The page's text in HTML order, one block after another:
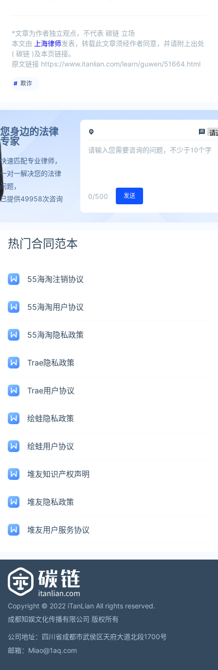
*文章为作者独立观点，不代表 碳链 立场
本文由
上海律师发表，转载此文章须经作者同意，并请附上出处
( 碳链 )及本页链接。
原文链接 https://www.itanlian.com/learn/guwen/51664.html
欺诈
您身边的法律
专家
快速匹配专业律师，
一对一解决您的法律
问题，
已提供49958次咨询
0/500 发送
热门合同范本
55海淘注销协议
55海淘用户协议
55海淘隐私政策
Trae隐私政策
Trae用户协议
绘蛙隐私政策
绘蛙用户协议
堆友知识产权声明
堆友隐私政策
堆友用户服务协议
Copyright © 2022 iTanLian All rights reserved.
成都知娱文化传播有限公司 版权所有
公司地址：四川省成都市武侯区天府大道北段1700号
邮箱：Miao@1aq.com